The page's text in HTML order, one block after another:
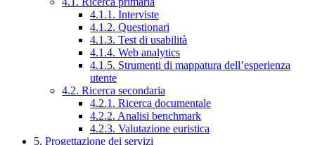
4.1.1. Interviste
4.1.2. Questionari
4.1.3. Test di usabilità
4.1.4. Web analytics
4.1.5. Strumenti di mappatura dell’esperienza
utente
4.2. Ricerca secondaria
4.2.1. Ricerca documentale
4.2.2. Analisi benchmark
4.2.3. Valutazione euristica
5. Progettazione dei servizi